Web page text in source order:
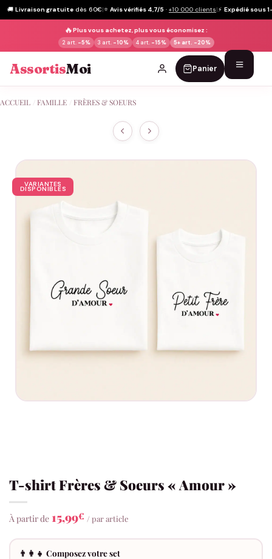
🚚 Livraison gratuite dès 60€|⭐ Avis vérifiés 4,7/5 · +10 000 clients|⚡ Expédié sous
🔥Plus vous achetez, plus vous économisez :
2 art. -5% 3 art. -10% 4 art. -15% 5+ art. -20%
AssortisMoi Panier
au
ACCUEIL FAMILLE FRÈRES & SOEURS
VARIANTES
DISPONIBLES
T-shirt Frères & Soeurs « Amour »
À partir de 15,99€ / par article
👨‍👩‍👧 Composez votre set